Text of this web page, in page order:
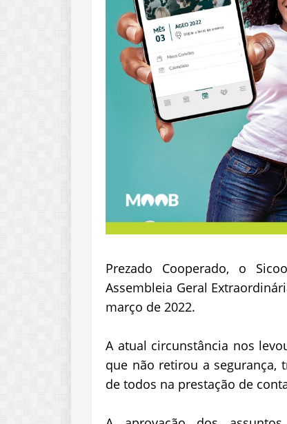
Prezado Cooperado, o
Assembleia Geral
março de 2022.
A atual circunstância nos
que não retirou a segurança,
de todos na prestação de